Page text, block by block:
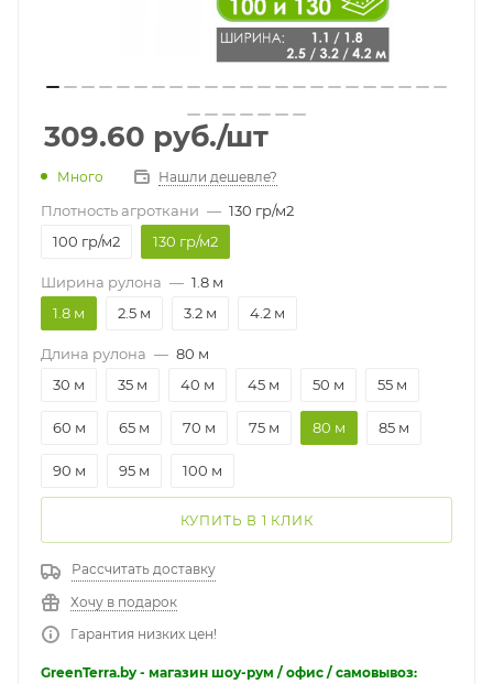
309.60 руб./шт
Много Нашли дешевле?
Плотность агроткани — 130 гр/м2
100 гр/м2
130 гр/м2
Ширина рулона — 1.8 м
1.8 м
2.5 м 3.2 м 4.2 м
Длина рулона — 80 м
30 м
35 м 40 м 45 м 50 м 55 м
60 м 65 м 70 м 75 м 80 м 85 м
90 м 95 м 100 м
КУПИТЬ В 1 КЛИК
Рассчитать доставку
Хочу в подарок
Гарантия низких цен!
GreenTerra.by - магазин шоу-рум / офис / самовывоз: